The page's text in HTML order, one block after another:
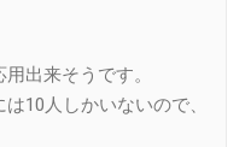
出来そうです。
10人しかいないので、